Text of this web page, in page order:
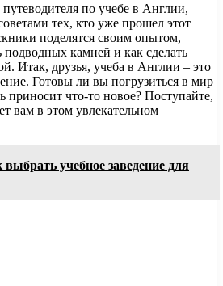
по учебе в Англии,
тех, кто уже прошел этот
поделятся своим опытом,
подводных камней и как сделать
Итак, друзья, учеба в Англии – это
Готовы ли вы погрузиться в мир
приносит что-то новое? Поступайте,
вам в этом увлекательном
выбрать учебное заведение для